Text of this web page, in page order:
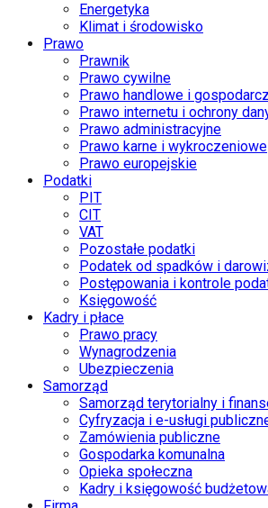
Energetyka
Klimat i środowisko
Prawo
Prawnik
Prawo cywilne
Prawo handlowe i
Prawo internetu i ochrony
Prawo administracyjne
Prawo karne i wykroczeniowe
Prawo europejskie
Podatki
PIT
CIT
VAT
Pozostałe podatki
Podatek od spadków i
Postępowania i kontrole
Księgowość
Kadry i płace
Prawo pracy
Wynagrodzenia
Ubezpieczenia
Samorząd
Samorząd terytorialny i
Cyfryzacja i e-usługi
Zamówienia publiczne
Gospodarka komunalna
Opieka społeczna
Kadry i księgowość